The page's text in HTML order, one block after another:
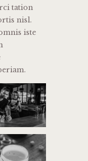
tation
nisl.
iste